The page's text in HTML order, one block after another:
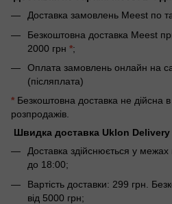
Доставка замовлень Meest по
Безкоштовна доставка Meest
2000 грн *;
Оплата замовлень онлайн на
(післяплата)
* Безкоштовна доставка не дійсна в
розпродажів.
Швидка доставка Uklon
Доставка здійснюється у
до 18:00;
Вартість доставки: 299 грн.
від 5000 грн;